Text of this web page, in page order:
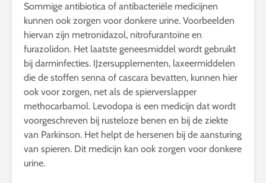
Sommige antibiotica of antibacteriële medicijnen
kunnen ook zorgen voor donkere urine. Voorbeelden
hiervan zijn metronidazol, nitrofurantoïne en
furazolidon. Het laatste geneesmiddel wordt gebruikt
bij darminfecties. IJzersupplementen, laxeermiddelen
die de stoffen senna of cascara bevatten, kunnen hier
ook voor zorgen, net als de spierverslapper
methocarbamol. Levodopa is een medicijn dat wordt
voorgeschreven bij rusteloze benen en bij de ziekte
van Parkinson. Het helpt de hersenen bij de aansturing
van spieren. Dit medicijn kan ook zorgen voor donkere
urine.